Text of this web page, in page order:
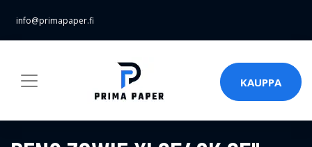
info@primapaper.fi
KAUPPA